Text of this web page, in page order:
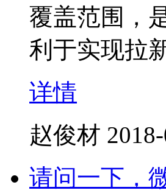
覆盖范围，
利于实现拉
详情
赵俊材
请问一下，